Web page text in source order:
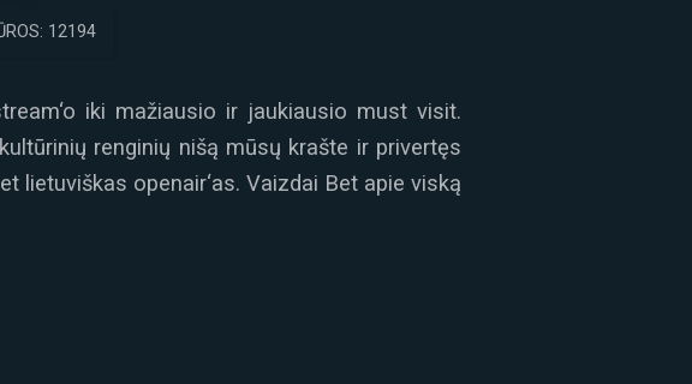
12194
iki mažiausio ir jaukiausio must visit.
renginių nišą mūsų krašte ir privertęs
lietuviškas openair‘as. Vaizdai Bet apie viską